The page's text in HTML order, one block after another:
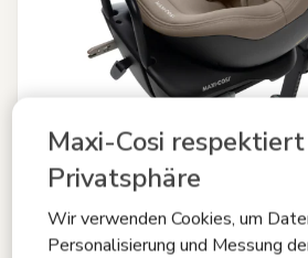
Maxi-Cosi
Privatsphäre
Wir verwenden Cookies, um
Personalisierung und Messung
Vergleichen